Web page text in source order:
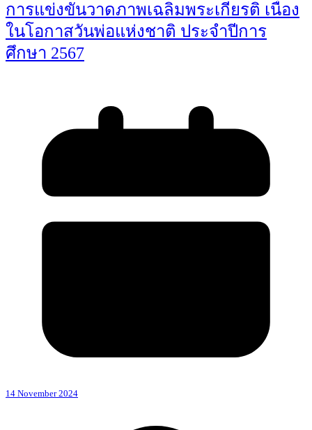
การแข่งขันวาดภาพเฉลิมพระเกียรติ เนื่อง
ในโอกาสวันพ่อแห่งชาติ ประจำปีการ
ศึกษา 2567
14 November 2024